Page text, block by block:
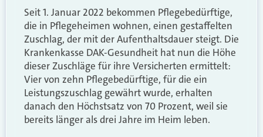
Seit 1. Januar 2022 bekommen Pflegebedürftige,
die in Pflegeheimen wohnen, einen gestaffelten
Zuschlag, der mit der Aufenthaltsdauer steigt. Die
Krankenkasse DAK-Gesundheit hat nun die Höhe
dieser Zuschläge für ihre Versicherten ermittelt:
Vier von zehn Pflegebedürftige, für die ein
Leistungszuschlag gewährt wurde, erhalten
danach den Höchstsatz von 70 Prozent, weil sie
bereits länger als drei Jahre im Heim leben.